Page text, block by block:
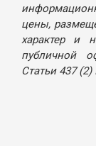
цены,
характер и
публичной
Статьи 437